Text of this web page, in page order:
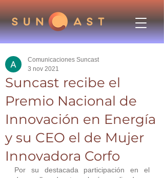
Suncast recibe el
Premio Nacional de
Innovación en Energía
y su CEO el de Mujer
Innovadora Corfo
Comunicaciones Suncast
3 nov 2021
Por su destacada participación en el